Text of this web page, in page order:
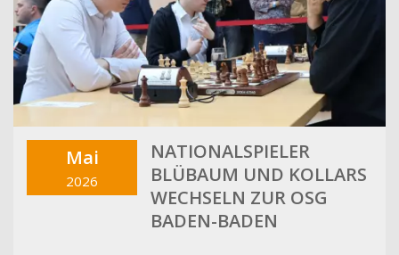
Mai
2026
NATIONALSPIELER
BLÜBAUM UND KOLLARS
WECHSELN ZUR OSG
BADEN-BADEN